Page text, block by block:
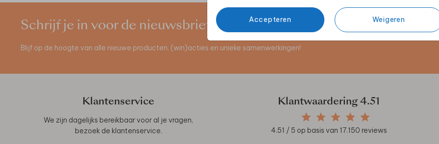
Accepteren Weigeren
Schrijf je in voor de nieuwsbrief
Blijf op de hoogte van alle nieuwe producten, (win)acties en unieke samenwerkingen!
Klantenservice
We zijn dagelijks bereikbaar voor al je vragen,
bezoek de klantenservice.
Klantwaardering4.51
4.51 / 5 op basis van 17.150 reviews